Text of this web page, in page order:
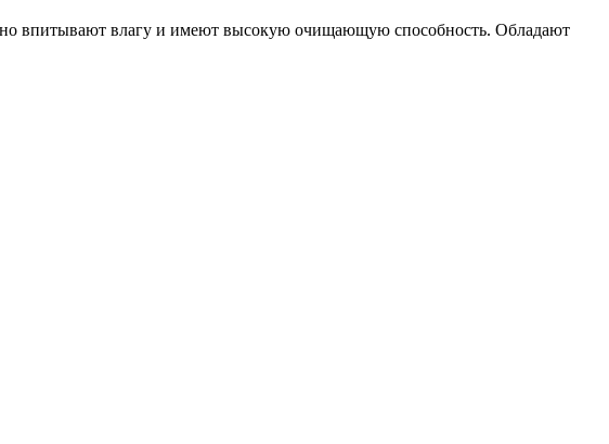
впитывают влагу и имеют высокую очищающую способность. Обладают